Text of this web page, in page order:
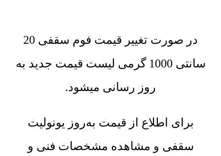
در صورت تغییر قیمت فوم سقفی 20
سانتی 1000 گرمی لیست قیمت جدید به
روز رسانی میشود.
برای اطلاع از قیمت به‌روز یونولیت
سقفی و مشاهده مشخصات فنی و